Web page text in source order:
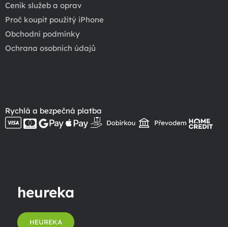
Ceník služeb a oprav
Proč koupit použitý iPhone
Obchodní podmínky
Ochrana osobních údajů
Rychlá a bezpečná platba
heureka
HEUREKA